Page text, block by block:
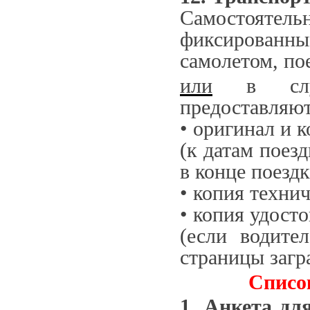
самолетом,
или в
• оригинал и
(к датам
в конце
• копия
• копия
(если
страницы